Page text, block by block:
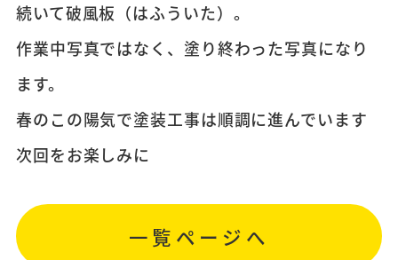
続いて破風板（はふういた）。
作業中写真ではなく、塗り終わった写真になり
ます。
春のこの陽気で塗装工事は順調に進んでいます
次回をお楽しみに
一覧ページへ